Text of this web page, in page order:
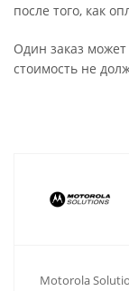
после того, как
Один заказ
стоимость не
Motorola